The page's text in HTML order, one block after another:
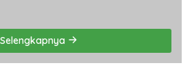
Selengkapnya